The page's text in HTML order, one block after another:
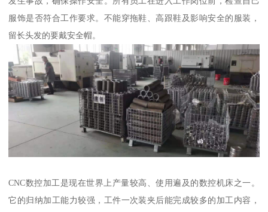
服饰是否符合工作要求。不能穿拖鞋、高跟鞋及影响安全的服装，
留长头发的要戴安全帽。
CNC数控加工是现在世界上产量较高、使用遍及的数控机床之一。
它的归纳加工能力较强，工件一次装夹后能完成较多的加工内容，